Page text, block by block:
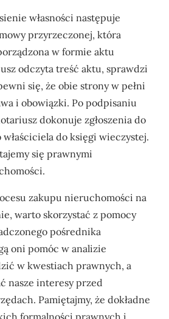
własności następuje
przyrzeczonej, która
w formie aktu
odczyta treść aktu, sprawdzi
się, że obie strony w pełni
i obowiązki. Po podpisaniu
dokonuje zgłoszenia do
do księgi wieczystej.
się prawnymi
zakupu nieruchomości na
warto skorzystać z pomocy
pośrednika
oni pomóc w analizie
w kwestiach prawnych, a
nasze interesy przed
Pamiętajmy, że dokładne
formalności prawnych i